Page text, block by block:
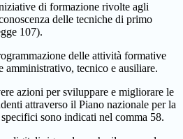
di formazione rivolte agli
delle tecniche di primo
107).
delle attività formative
amministrativo, tecnico e ausiliare.
azioni per sviluppare e migliorare le
attraverso il Piano nazionale per la
sono indicati nel comma 58.